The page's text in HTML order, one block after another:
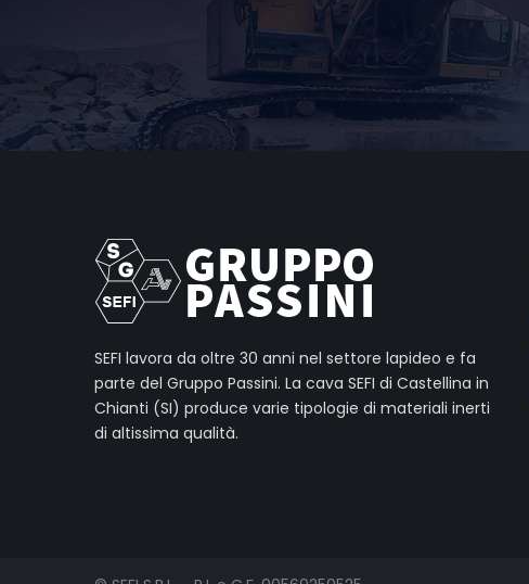
SEFI lavora da oltre 30 anni nel settore lapideo e fa
parte del Gruppo Passini. La cava SEFI di Castellina in
Chianti (SI) produce varie tipologie di materiali inerti
di altissima qualità.